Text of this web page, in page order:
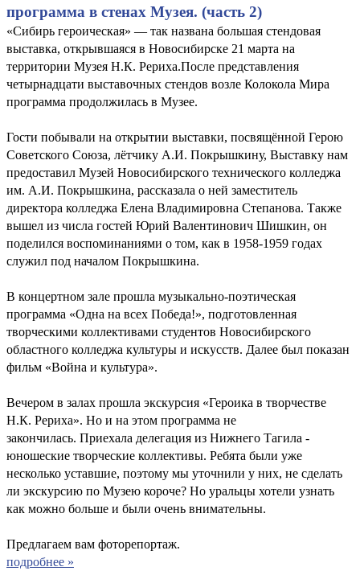
программа в стенах Музея. (часть 2)
«Сибирь героическая» — так названа большая стендовая
выставка, открывшаяся в Новосибирске 21 марта на
территории Музея Н.К. Рериха.После представления
четырнадцати выставочных стендов возле Колокола Мира
программа продолжилась в Музее.
Гости побывали на открытии выставки, посвящённой Герою
Советского Союза, лётчику А.И. Покрышкину, Выставку нам
предоставил Музей Новосибирского технического колледжа
им. А.И. Покрышкина, рассказала о ней заместитель
директора колледжа Елена Владимировна Степанова. Также
вышел из числа гостей Юрий Валентинович Шишкин, он
поделился воспоминаниями о том, как в 1958-1959 годах
служил под началом Покрышкина.
В концертном зале прошла музыкально-поэтическая
программа «Одна на всех Победа!», подготовленная
творческими коллективами студентов Новосибирского
областного колледжа культуры и искусств. Далее был показан
фильм «Война и культура».
Вечером в залах прошла экскурсия «Героика в творчестве
Н.К. Рериха». Но и на этом программа не
закончилась. Приехала делегация из Нижнего Тагила -
юношеские творческие коллективы. Ребята были уже
несколько уставшие, поэтому мы уточнили у них, не сделать
ли экскурсию по Музею короче? Но уральцы хотели узнать
как можно больше и были очень внимательны.
Предлагаем вам фоторепортаж.
подробнее »